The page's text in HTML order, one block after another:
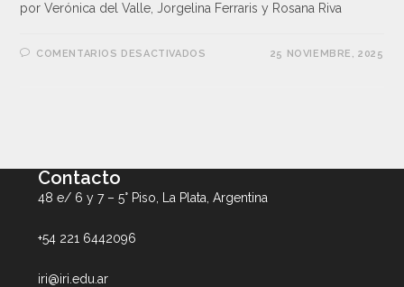
por Verónica del Valle, Jorgelina Ferraris y Rosana Riva
COMENTARIOS DESACTIVADOS 25 NOVIEMBRE, 2025
Contacto
48 e/ 6 y 7 – 5° Piso, La Plata, Argentina
+54 221 6442096
iri@iri.edu.ar